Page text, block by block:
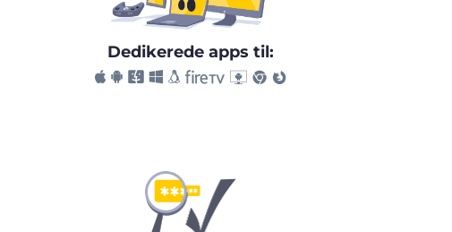
Dedikerede apps til: